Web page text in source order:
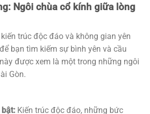
Ngôi chùa cổ kính giữa lòng
trúc độc đáo và không gian yên
bạn tìm kiếm sự bình yên và cầu
được xem là một trong những ngôi
Gòn.
Kiến trúc độc đáo, những bức